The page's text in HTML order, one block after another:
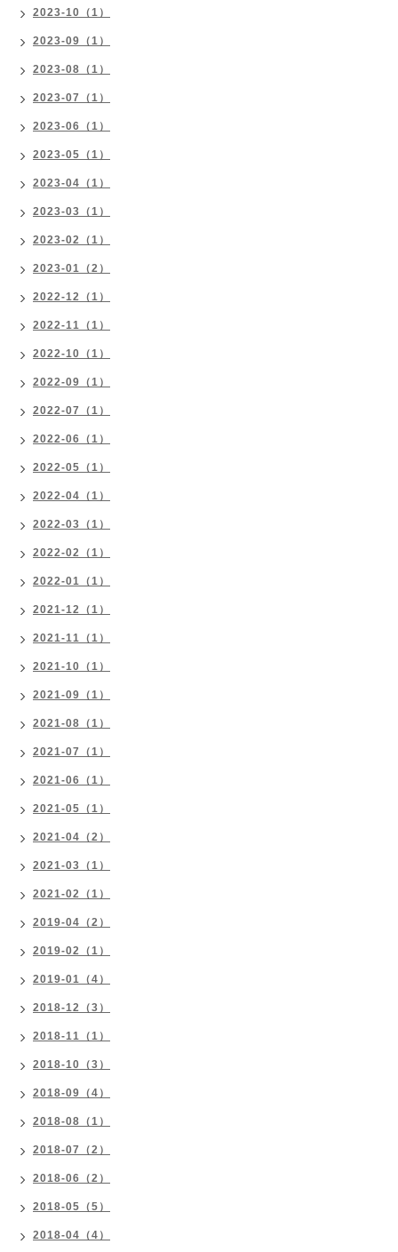
2023-10（1）
2023-09（1）
2023-08（1）
2023-07（1）
2023-06（1）
2023-05（1）
2023-04（1）
2023-03（1）
2023-02（1）
2023-01（2）
2022-12（1）
2022-11（1）
2022-10（1）
2022-09（1）
2022-07（1）
2022-06（1）
2022-05（1）
2022-04（1）
2022-03（1）
2022-02（1）
2022-01（1）
2021-12（1）
2021-11（1）
2021-10（1）
2021-09（1）
2021-08（1）
2021-07（1）
2021-06（1）
2021-05（1）
2021-04（2）
2021-03（1）
2021-02（1）
2019-04（2）
2019-02（1）
2019-01（4）
2018-12（3）
2018-11（1）
2018-10（3）
2018-09（4）
2018-08（1）
2018-07（2）
2018-06（2）
2018-05（5）
2018-04（4）